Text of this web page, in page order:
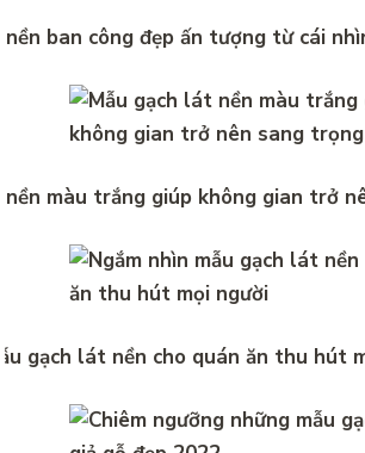
ban công đẹp ấn tượng từ cái
màu trắng giúp không gian trở
gạch lát nền cho quán ăn thu hút